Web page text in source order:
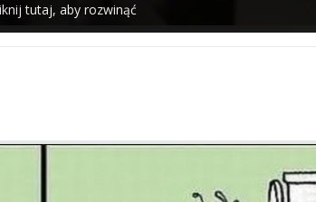
tutaj, aby rozwinąć